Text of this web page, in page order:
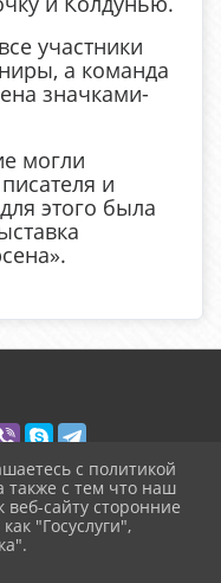
участники
а команда
значками-
могли
и
этого была
с политикой
также с тем что наш
сайту сторонние
"Госуслуги",